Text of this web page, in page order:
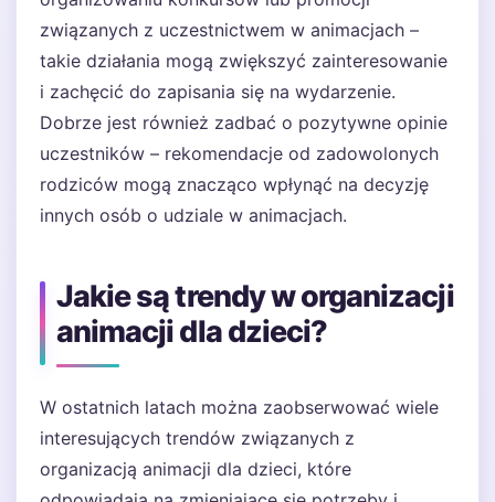
związanych z uczestnictwem w animacjach –
takie działania mogą zwiększyć zainteresowanie
i zachęcić do zapisania się na wydarzenie.
Dobrze jest również zadbać o pozytywne opinie
uczestników – rekomendacje od zadowolonych
rodziców mogą znacząco wpłynąć na decyzję
innych osób o udziale w animacjach.
Jakie są trendy w organizacji
animacji dla dzieci?
W ostatnich latach można zaobserwować wiele
interesujących trendów związanych z
organizacją animacji dla dzieci, które